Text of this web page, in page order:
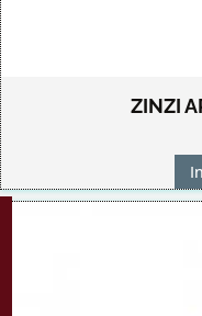
ZINZI